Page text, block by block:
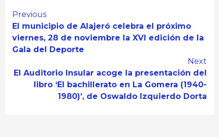
Continue
Reading
Previous
El municipio de Alajeró celebra el próximo
viernes, 28 de noviembre la XVI edición de la
Gala del Deporte
Next
El Auditorio Insular acoge la presentación del
libro ‘El bachillerato en La Gomera (1940-
1980)’, de Oswaldo Izquierdo Dorta